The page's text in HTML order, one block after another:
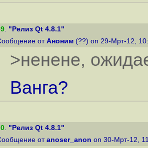
. "Релиз Qt 4.8.1"
от Аноним (??) on 29-Мрт-12,
>ненене,
Ванга?
. "Релиз Qt 4.8.1"
от anoser_anon on 30-Мрт-12,